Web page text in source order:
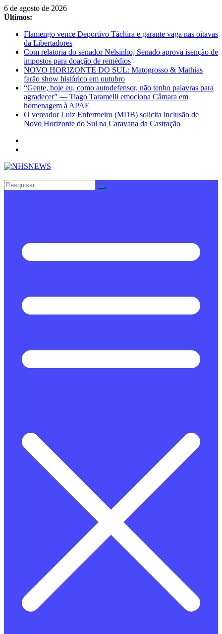
Pular
para
conteúdo
6 de agosto de 2026
Últimos:
Flamengo vence Deportivo Táchira e garante vaga nas oitavas
da Libertadores
Com relatoria do senador Nelsinho, Senado aprova isenção de
impostos para doação de remédios
NOVO HORIZONTE DO SUL: Matogrosso & Mathias
farão show histórico em outubro
“Gente, hoje eu, como autodefensor, não tenho palavras para
agradecer” — Tiago Taramelli emociona Câmara em
homenagem à APAE
O vereador Luiz Enfermeiro (MDB) solicita inclusão de
Novo Horizonte do Sul na Caravana da Castração